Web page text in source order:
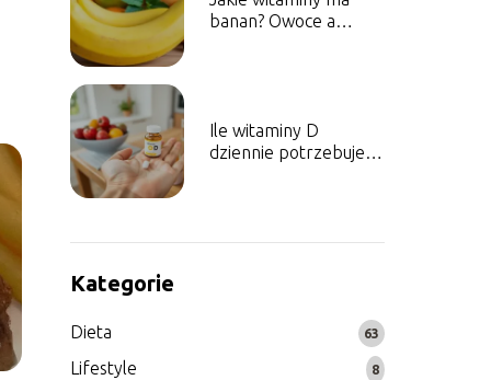
banan? Owoce a
Ile witaminy D
dziennie potrzebuje
Kategorie
Dieta 63
Lifestyle 8